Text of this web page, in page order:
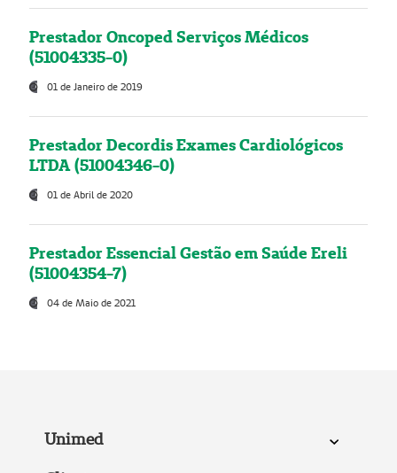
Prestador Oncoped Serviços Médicos
(51004335-0)
01 de Janeiro de 2019
Prestador Decordis Exames Cardiológicos
LTDA (51004346-0)
01 de Abril de 2020
Prestador Essencial Gestão em Saúde Ereli
(51004354-7)
04 de Maio de 2021
Unimed